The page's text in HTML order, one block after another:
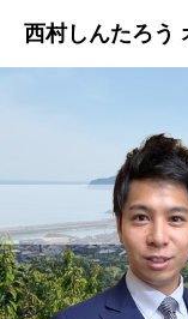
プロフィール
政策・ビジョン
お問い合わせ